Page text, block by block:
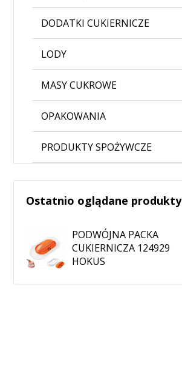
DODATKI CUKIERNICZE
LODY
MASY CUKROWE
OPAKOWANIA
PRODUKTY SPOŻYWCZE
Ostatnio oglądane produkty
PODWÓJNA PACKA
CUKIERNICZA 124929
HOKUS